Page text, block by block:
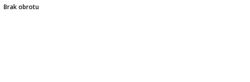
Brak obrotu